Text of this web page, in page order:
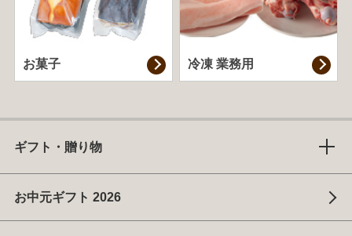
お菓子 冷凍 業務用
ギフト・贈り物
お中元ギフト 2026